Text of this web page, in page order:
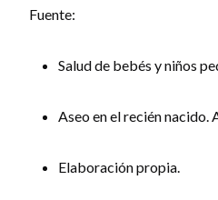
Fuente:
Salud de bebés y niños
Aseo en el recién nacido.
Elaboración propia.